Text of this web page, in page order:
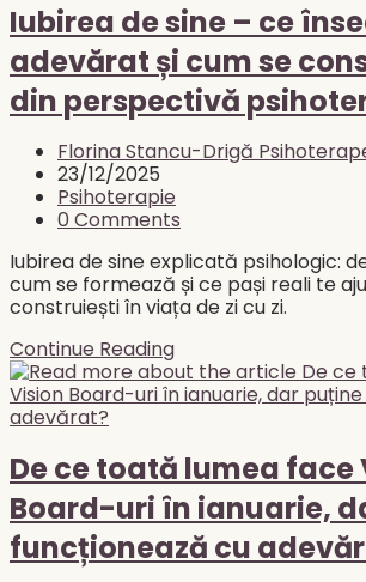
Este
pierderea
sensului.
Iubirea de sine – ce
adevărat și cum se
din perspectivă
Post
author:
Florina Stancu-Drigă
Post
published:
23/12/2025
Post
category:
Psihoterapie
Post
0 Comments
Iubirea de sine explicată psihologic:
cum se formează și ce pași reali te
construiești în viața de zi cu zi.
Continue ReadingIubirea
de
sine
înseamnă
cu
adevărat
și
cum
De ce toată lumea face
Board-uri în ianuarie,
funcționează cu